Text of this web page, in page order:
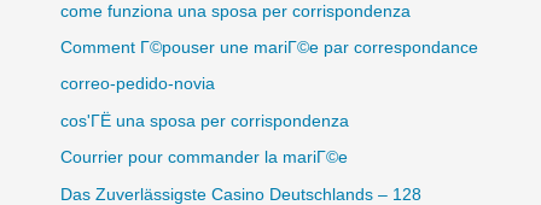
come funziona una sposa per corrispondenza
Comment Г©pouser une mariГ©e par correspondance
correo-pedido-novia
cos'ГЁ una sposa per corrispondenza
Courrier pour commander la mariГ©e
Das Zuverlässigste Casino Deutschlands – 128